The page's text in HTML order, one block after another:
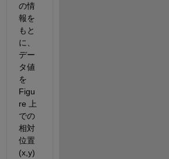
の情
報を
もと
に、
デー
タ値
を
Figu
re 上
での
相対
位置
(x,y)